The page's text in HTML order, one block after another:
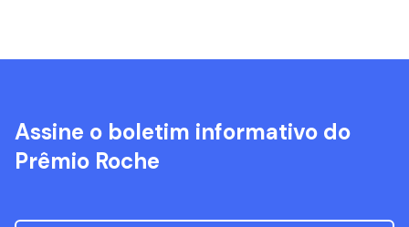
Assine o boletim informativo do
Prêmio Roche